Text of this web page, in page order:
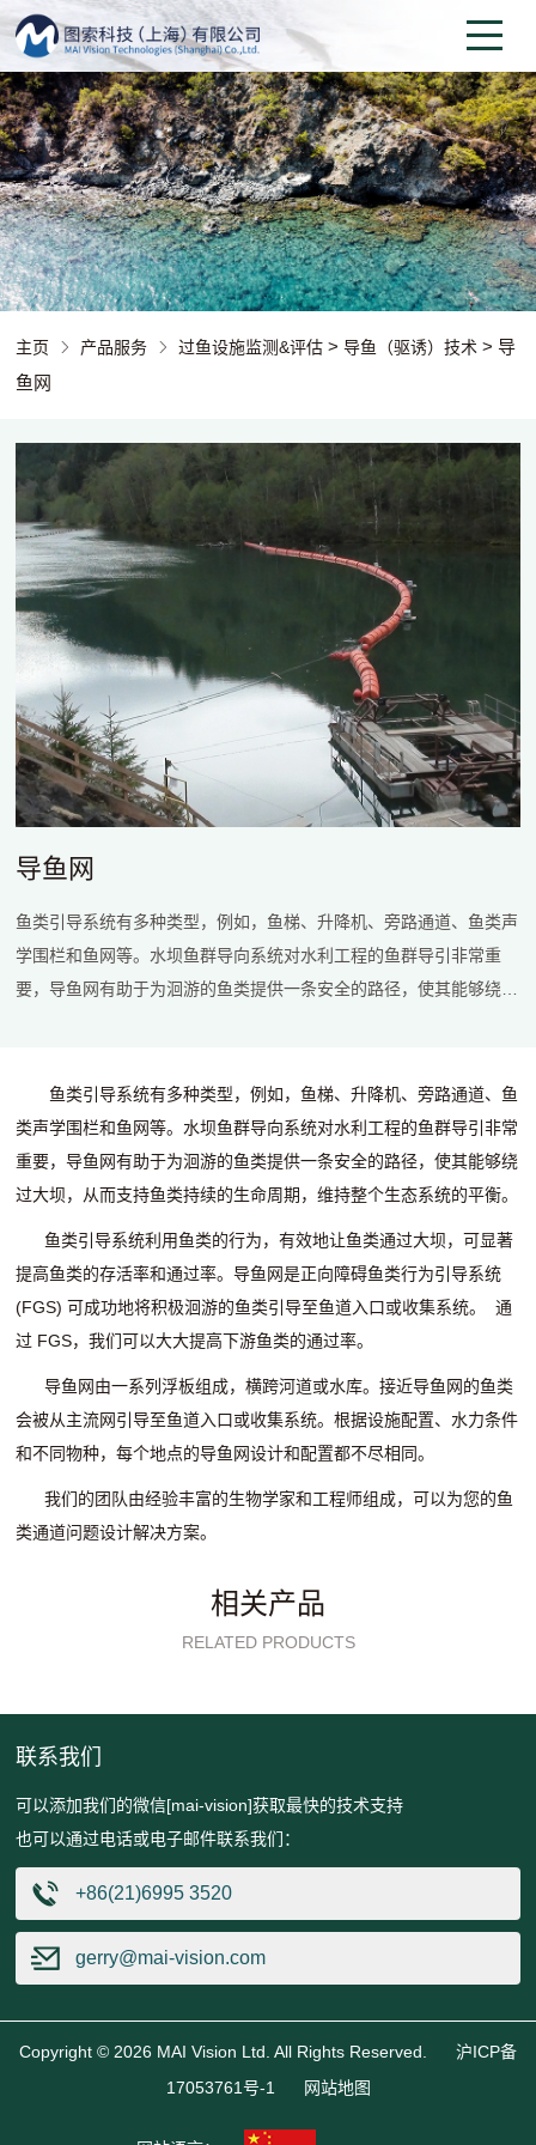
主页 产品服务 过鱼设施监测&评估 >导鱼（驱诱）技术 > 导
鱼网
导鱼网
鱼类引导系统有多种类型，例如，鱼梯、升降机、旁路通道、鱼类声
学围栏和鱼网等。水坝鱼群导向系统对水利工程的鱼群导引非常重
要，导鱼网有助于为洄游的鱼类提供一条安全的路径，使其能够绕过
鱼类引导系统有多种类型，例如，鱼梯、升降机、旁路通道、鱼
类声学围栏和鱼网等。水坝鱼群导向系统对水利工程的鱼群导引非常
重要，导鱼网有助于为洄游的鱼类提供一条安全的路径，使其能够绕
过大坝，从而支持鱼类持续的生命周期，维持整个生态系统的平衡。
鱼类引导系统利用鱼类的行为，有效地让鱼类通过大坝，可显著
提高鱼类的存活率和通过率。导鱼网是正向障碍鱼类行为引导系统
(FGS) 可成功地将积极洄游的鱼类引导至鱼道入口或收集系统。 通
过 FGS，我们可以大大提高下游鱼类的通过率。
导鱼网由一系列浮板组成，横跨河道或水库。接近导鱼网的鱼类
会被从主流网引导至鱼道入口或收集系统。根据设施配置、水力条件
和不同物种，每个地点的导鱼网设计和配置都不尽相同。
我们的团队由经验丰富的生物学家和工程师组成，可以为您的鱼
类通道问题设计解决方案。
相关产品
RELATED PRODUCTS
联系我们
可以添加我们的微信[mai-vision]获取最快的技术支持
也可以通过电话或电子邮件联系我们：
+86(21)6995 3520
gerry@mai-vision.com
Copyright © 2026 MAI Vision Ltd. All Rights Reserved. 沪ICP备
17053761号-1
网站地图